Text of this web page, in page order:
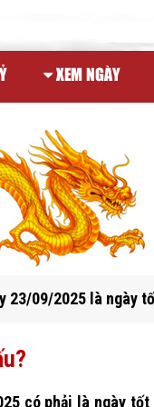
XEM NGÀY
23/09/2025 là ngày
có phải là ngày tốt